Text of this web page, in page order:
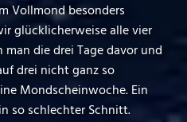
Vollmond besonders
glücklicherweise alle vier
die drei Tage davor und
drei nicht ganz so
Mondscheinwoche. Ein
so schlechter Schnitt.